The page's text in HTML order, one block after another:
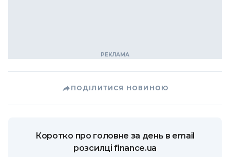
ПОДІЛИТИСЯ НОВИНОЮ
Коротко про головне за день в email
розсилці finance.ua